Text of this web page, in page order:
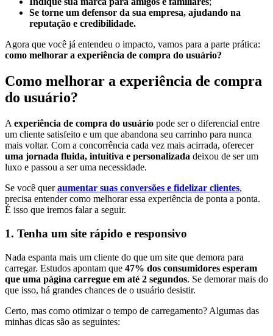
Se torne um defensor da sua empresa, ajudando na
reputação e credibilidade.
Agora que você já entendeu o impacto, vamos para a parte prática:
como melhorar a experiência de compra do usuário?
Como melhorar a experiência de compra
do usuário?
A experiência de compra do usuário pode ser o diferencial entre
um cliente satisfeito e um que abandona seu carrinho para nunca
mais voltar. Com a concorrência cada vez mais acirrada, oferecer
uma jornada fluida, intuitiva e personalizada deixou de ser um
luxo e passou a ser uma necessidade.
Se você queraumentar suas conversões e fidelizar clientes,
precisa entender como melhorar essa experiência de ponta a ponta.
É isso que iremos falar a seguir.
1. Tenha um site rápido e responsivo
Nada espanta mais um cliente do que um site que demora para
carregar. Estudos apontam que 47% dos consumidores esperam
que uma página carregue em até 2 segundos. Se demorar mais do
que isso, há grandes chances de o usuário desistir.
Certo, mas como otimizar o tempo de carregamento? Algumas das
minhas dicas são as seguintes: